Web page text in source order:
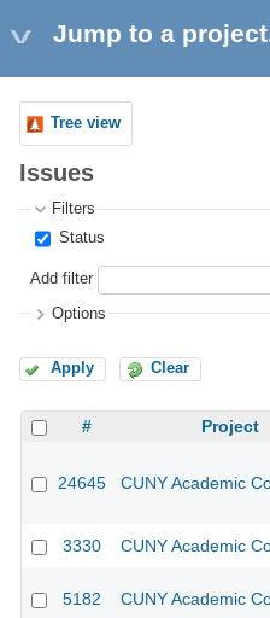
Jump to a
Tree view
Issues
Filters
Status
Add filter
Options
Apply Clear
# Project
24645 CUNY Academic
3330 CUNY Academic
5182 CUNY Academic